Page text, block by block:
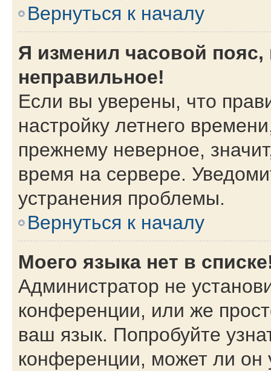
Вернуться к началу
Я изменил часовой
неправильное!
Если вы уверены, что
настройку летнего
прежнему неверное,
время на сервере.
устранения проблемы.
Вернуться к началу
Моего языка нет в
Администратор не
конференции, или же
ваш язык. Попробуйте
конференции, может ли он